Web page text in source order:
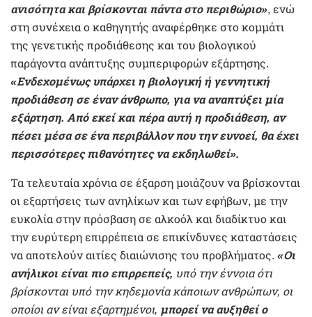
ανισότητα και βρίσκονται πάντα στο περιθώριο», ενώ
στη συνέχεια ο καθηγητής αναφέρθηκε στο κομμάτι
της γενετικής προδιάθεσης και του βιολογικού
παράγοντα ανάπτυξης συμπεριφορών εξάρτησης.
«Ενδεχομένως υπάρχει η βιολογική ή γεννητική
προδιάθεση σε έναν άνθρωπο, για να αναπτύξει μία
εξάρτηση. Από εκεί και πέρα αυτή η προδιάθεση, αν
πέσει μέσα σε ένα περιβάλλον που την ευνοεί, θα έχει
περισσότερες πιθανότητες να εκδηλωθεί».
Τα τελευταία χρόνια σε έξαρση μοιάζουν να βρίσκονται
οι εξαρτήσεις των ανηλίκων και των εφήβων, με την
ευκολία στην πρόσβαση σε αλκοόλ και διαδίκτυο και
την ευρύτερη επιρρέπεια σε επικίνδυνες καταστάσεις
να αποτελούν αιτίες διαιώνισης του προβλήματος. «Οι
ανήλικοι είναι πιο επιρρεπείς, υπό την έννοια ότι
βρίσκονται υπό την κηδεμονία κάποιων ανθρώπων, οι
οποίοι αν είναι εξαρτημένοι, μπορεί να αυξηθεί ο